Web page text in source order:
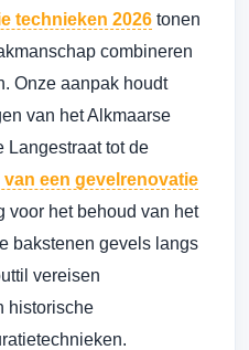
technieken 2026 tonen
combineren
Onze aanpak houdt
van het Alkmaarse
Langestraat tot de
van een gevelrenovatie
voor het behoud van het
bakstenen gevels langs
vereisen
historische